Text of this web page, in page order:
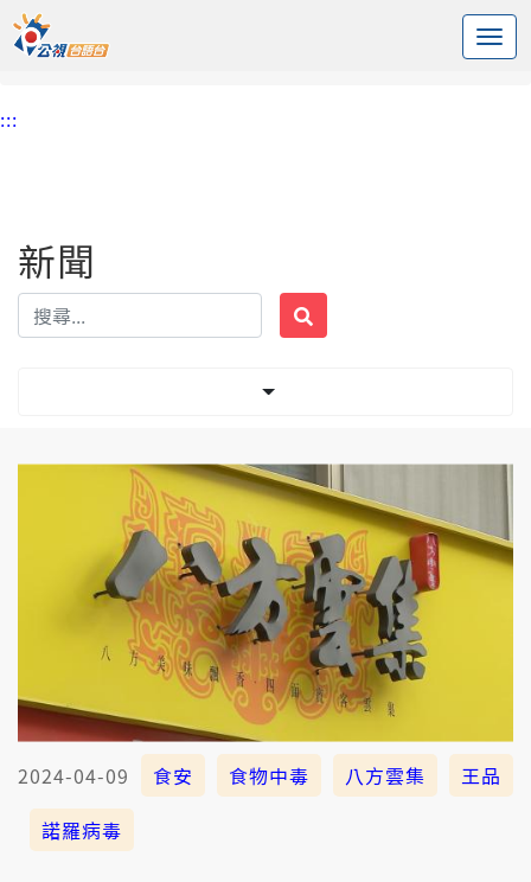
中央內容區塊
頭頁
:::
新聞
2024-04-09 食安 食物中毒 八方雲集
王品
諾羅病毒